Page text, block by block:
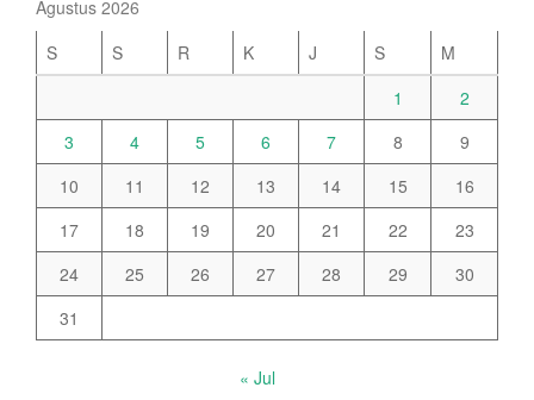
Agustus 2026
S
S R K J S
M
1
2
3
4 5 6 7 8
9
10
11 12 13 14 15
16
17
18 19 20 21 22
23
24
25 26 27 28 29
30
31
« Jul